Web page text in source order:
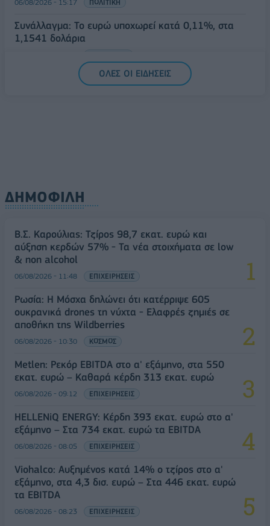
06/08/2026 - 15:17 ΠΟΛΙΤΙΚΗ
Συνάλλαγμα: Το ευρώ υποχωρεί κατά 0,11%, στα
1,1541 δολάρια
ΟΛΕΣ ΟΙ ΕΙΔΗΣΕΙΣ
ΔΗΜΟΦΙΛΗ
Β.Σ. Καρούλιας: Τζίρος 98,7 εκατ. ευρώ και
αύξηση κερδών 57% - Τα νέα στοιχήματα σε low
& non alcohol
06/08/2026 - 11:48 ΕΠΙΧΕΙΡΗΣΕΙΣ
Ρωσία: Η Μόσχα δηλώνει ότι κατέρριψε 605
ουκρανικά drones τη νύχτα - Ελαφρές ζημιές σε
αποθήκη της Wildberries
06/08/2026 - 10:30 ΚΟΣΜΟΣ
Metlen: Ρεκόρ EBITDA στο α' εξάμηνο, στα 550
εκατ. ευρώ – Καθαρά κέρδη 313 εκατ. ευρώ
06/08/2026 - 09:12 ΕΠΙΧΕΙΡΗΣΕΙΣ
HELLENiQ ENERGY: Κέρδη 393 εκατ. ευρώ στο α'
εξάμηνο – Στα 734 εκατ. ευρώ τα EBITDA
06/08/2026 - 08:05 ΕΠΙΧΕΙΡΗΣΕΙΣ
Viohalco: Αυξημένος κατά 14% ο τζίρος στο α'
εξάμηνο, στα 4,3 δισ. ευρώ – Στα 446 εκατ. ευρώ
τα EBITDA
06/08/2026 - 08:23 ΕΠΙΧΕΙΡΗΣΕΙΣ